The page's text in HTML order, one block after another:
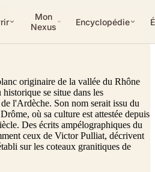
Mon
Nexus
Encyclopédie
originaire de la vallée du Rhône
se situe dans les
l'Ardèche. Son nom serait issu du
où sa culture est attestée depuis
Des écrits ampélographiques du
ceux de Victor Pulliat, décrivent
sur les coteaux granitiques de